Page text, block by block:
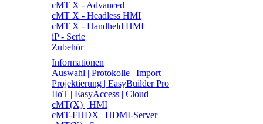
cMT X - Advanced
cMT X - Headless HMI
cMT X - Handheld HMI
iP - Serie
Zubehör
Informationen
Auswahl | Protokolle | Import
Projektierung | EasyBuilder Pro
IIoT | EasyAccess | Cloud
cMT(X) | HMI
cMT-FHDX | HDMI-Server